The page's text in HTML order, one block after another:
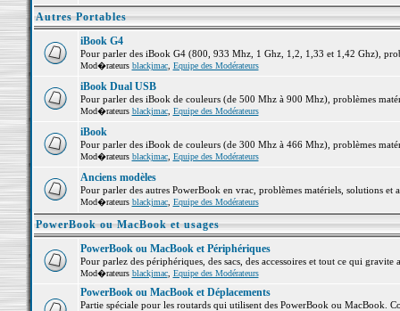
Autres Portables
iBook G4
Pour parler des iBook G4 (800, 933 Mhz, 1 Ghz, 1,2, 1,33 et 1,42 Ghz),
Mod�rateurs blackjmac, Equipe des Modérateurs
iBook Dual USB
Pour parler des iBook de couleurs (de 500 Mhz à 900 Mhz), problèmes
Mod�rateurs blackjmac, Equipe des Modérateurs
iBook
Pour parler des iBook de couleurs (de 300 Mhz à 466 Mhz), problèmes
Mod�rateurs blackjmac, Equipe des Modérateurs
Anciens modèles
Pour parler des autres PowerBook en vrac, problèmes matériels, solutions et
Mod�rateurs blackjmac, Equipe des Modérateurs
PowerBook ou MacBook et usages
PowerBook ou MacBook et Périphériques
Pour parlez des périphériques, des sacs, des accessoires et tout ce qui
Mod�rateurs blackjmac, Equipe des Modérateurs
PowerBook ou MacBook et Déplacements
Partie spéciale pour les routards qui utilisent des PowerBook ou MacBook.